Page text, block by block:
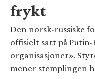
frykt
Den norsk-russiske
offisielt satt på Putin-
organisasjoner».
mener stemplingen